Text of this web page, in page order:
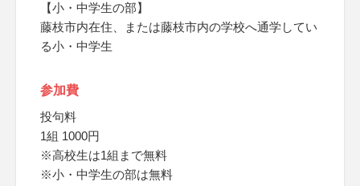
【小・中学生の部】
藤枝市内在住、または藤枝市内の学校へ通学してい
る小・中学生
参加費
投句料
1組 1000円
※高校生は1組まで無料
※小・中学生の部は無料